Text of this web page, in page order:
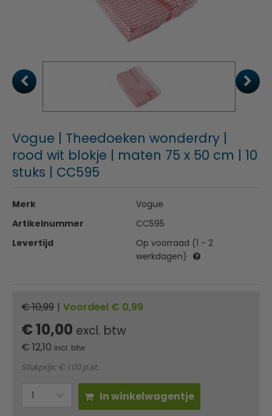
Vogue | Theedoeken wonderdry |
rood wit blokje | maten 75 x 50 cm | 10
stuks | CC595
Merk
Vogue
Artikelnummer
CC595
Levertijd
Op voorraad (1 - 2
werkdagen)
€ 10,99 | Voordeel € 0,99
€ 10,00 excl. btw
€ 12,10 incl. btw
Stukprijs: € 1,00 p.st.
In winkelwagentje